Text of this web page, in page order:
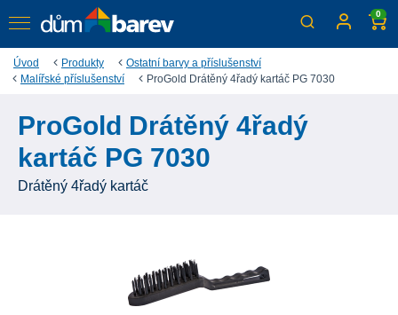
0
Úvod Produkty
Ostatní barvy a příslušenství
Malířské příslušenství
ProGold Drátěný 4řadý kartáč PG 7030
ProGold Drátěný 4řadý
kartáč PG 7030
Drátěný 4řadý kartáč